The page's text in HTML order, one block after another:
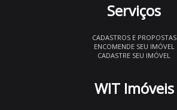
Serviços
CADASTROS E PROPOSTAS
ENCOMENDE SEU IMÓVEL
CADASTRE SEU IMÓVEL
WIT Imóveis